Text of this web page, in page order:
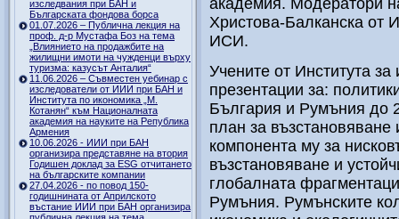
изследвания при БАН и
Българската фондова борса
01.07.2026 – Публична лекция на
проф. д-р Мустафа Боз на тема
„Влиянието на продажбите на
жилищни имоти на чужденци върху
туризма: казусът Анталия“
11.06.2026 – Съвместен уебинар с
изследователи от ИИИ при БАН и
Института по икономика „М.
Котанян“ към Националната
академия на науките на Република
Армения
10.06.2026 - ИИИ при БАН
организира представяне на втория
Годишен доклад за ESG отчитането
на българските компании
27.04.2026 - по повод 150-
годишнината от Априлското
въстание ИИИ при БАН организира
публична лекция на тема
академия. Модератори
Христова-Балканска от
ИСИ.
Учените от Института
презентации за:
България и Румъния до
план за
компонента му за
възстановяване и
глобалната
Румъния. Румънските